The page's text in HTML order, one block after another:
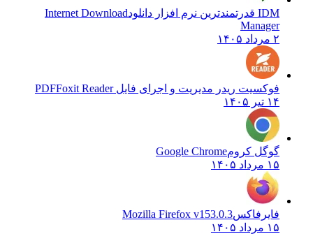
IDM قدرتمندترین نرم افزار دانلود
Internet Download
Manager
۲ مرداد ۱۴۰۵
فوکسیت ریدر مدیریت و اجرای فایل PDFFoxit Reader
۱۴ تیر ۱۴۰۵
گوگل کرومGoogle Chrome
۱۵ مرداد ۱۴۰۵
فایرفاکسMozilla Firefox v153.0.3
۱۵ مرداد ۱۴۰۵